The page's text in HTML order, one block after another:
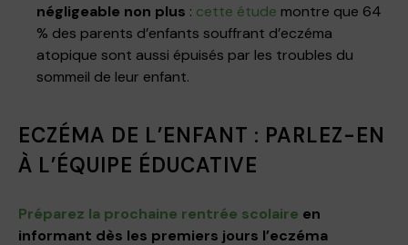
négligeable non plus : cette étude montre que 64
% des parents d’enfants souffrant d’eczéma
atopique sont aussi épuisés par les troubles du
sommeil de leur enfant.
ECZÉMA DE L’ENFANT : PARLEZ-EN
À L’ÉQUIPE ÉDUCATIVE
Préparez la prochaine rentrée scolaire en
informant dès les premiers jours l’eczéma